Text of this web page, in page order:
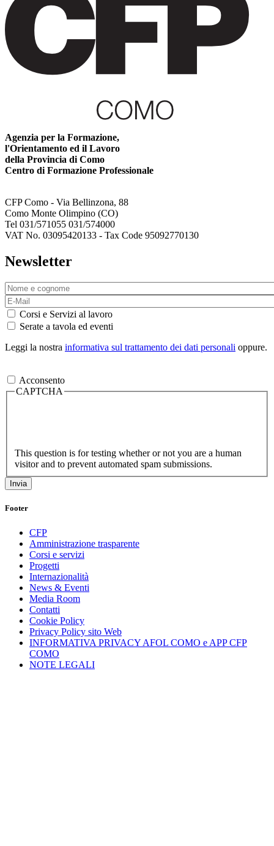
Agenzia per la Formazione,
l'Orientamento ed il Lavoro
della Provincia di Como
Centro di Formazione Professionale
CFP Como - Via Bellinzona, 88
Como Monte Olimpino (CO)
Tel 031/571055 031/574000
VAT No. 03095420133 - Tax Code 95092770130
Newsletter
Corsi e Servizi al lavoro
Serate a tavola ed eventi
Leggi la nostra informativa sul trattamento dei dati personali oppure.
Acconsento
CAPTCHA
This question is for testing whether or not you are a human
visitor and to prevent automated spam submissions.
Footer
CFP
Amministrazione trasparente
Corsi e servizi
Progetti
Internazionalità
News & Eventi
Media Room
Contatti
Cookie Policy
Privacy Policy sito Web
INFORMATIVA PRIVACY AFOL COMO e APP CFP
COMO
NOTE LEGALI